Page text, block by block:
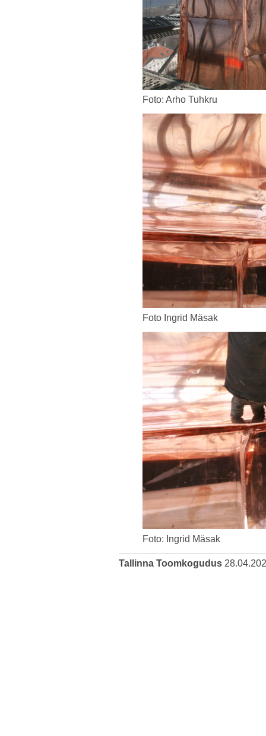
Foto: Arho Tuhkru
Foto Ingrid Mäsak
Foto: Ingrid Mäsak
Tallinna Toomkogudus